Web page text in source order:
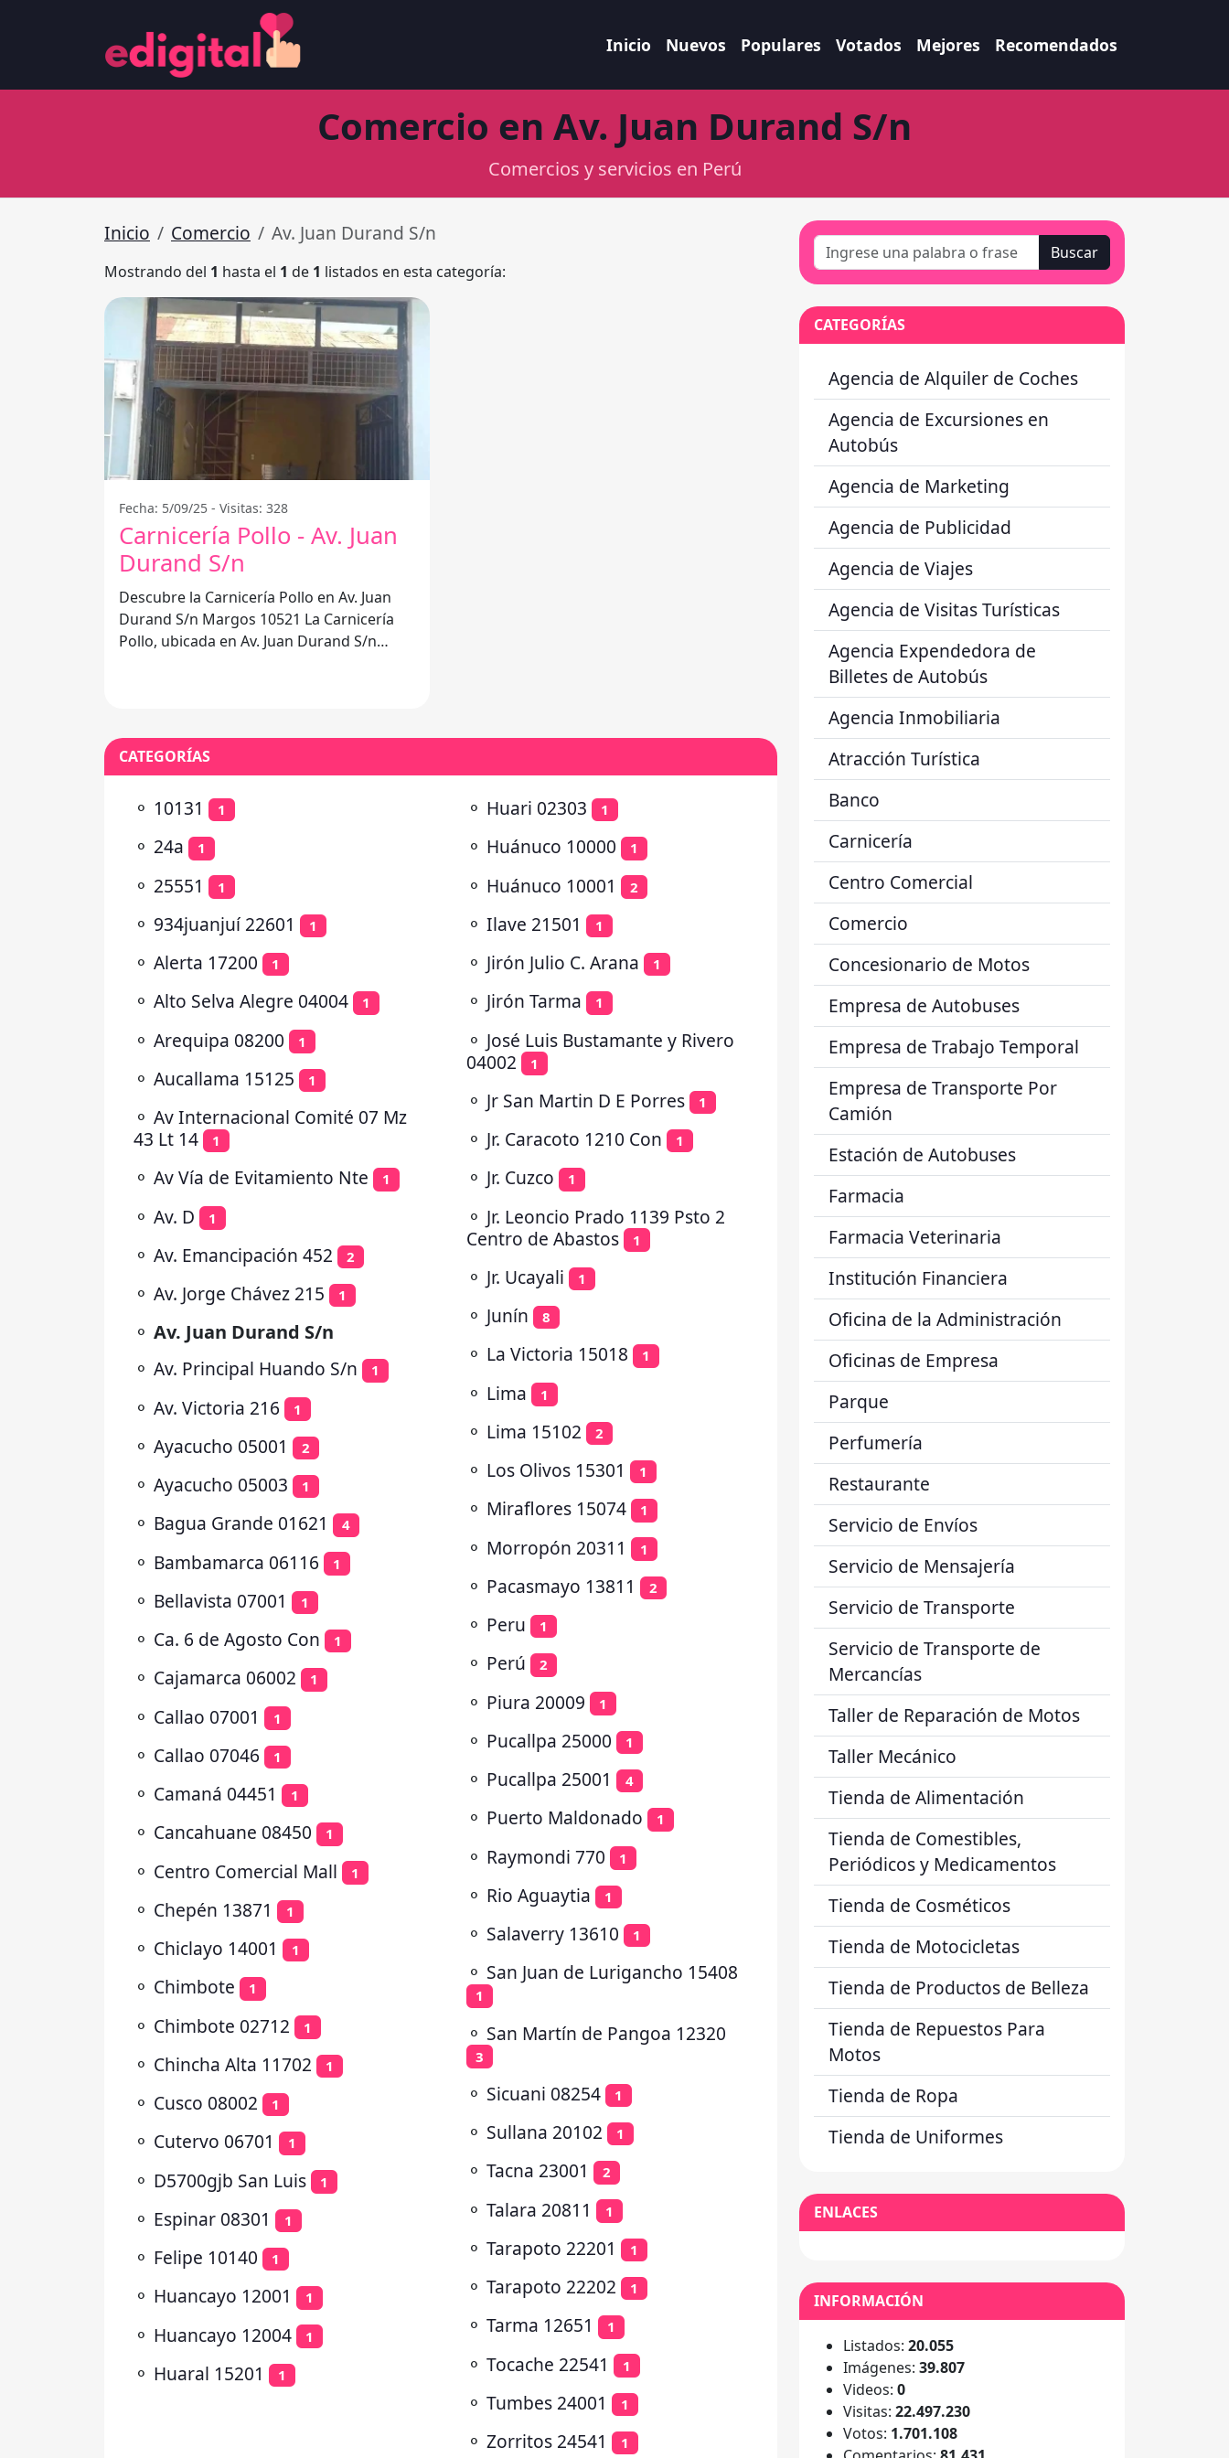
Inicio Nuevos Populares Votados Mejores Recomendados
Comercio en Av. Juan Durand S/n
Comercios y servicios en Perú
Inicio Comercio Av. Juan Durand S/n
Mostrando del 1 hasta el 1 de 1 listados en esta categoría:
Fecha: 5/09/25 - Visitas: 328
Carnicería Pollo - Av. Juan
Durand S/n
Descubre la Carnicería Pollo en Av. Juan
Durand S/n Margos 10521 La Carnicería
Pollo, ubicada en Av. Juan Durand S/n
CATEGORÍAS
⚬ 10131 1
⚬ 24a 1
⚬ 25551 1
⚬ 934juanjuí 22601 1
⚬ Alerta 17200 1
⚬ Alto Selva Alegre 04004 1
⚬ Arequipa 08200 1
⚬ Aucallama 15125 1
⚬ Av Internacional Comité 07 Mz
43 Lt 14
1
⚬ Av Vía de Evitamiento Nte 1
⚬ Av. D 1
⚬ Av. Emancipación 452 2
⚬ Av. Jorge Chávez 215 1
⚬ Av. Juan Durand S/n
⚬ Av. Principal Huando S/n 1
⚬ Av. Victoria 216 1
⚬ Ayacucho 05001 2
⚬ Ayacucho 05003 1
⚬ Bagua Grande 01621 4
⚬ Bambamarca 06116 1
⚬ Bellavista 07001 1
⚬ Ca. 6 de Agosto Con 1
⚬ Cajamarca 06002 1
⚬ Callao 07001 1
⚬ Callao 07046 1
⚬ Camaná 04451 1
⚬ Cancahuane 08450 1
⚬ Centro Comercial Mall 1
⚬ Chepén 13871 1
⚬ Chiclayo 14001 1
⚬ Chimbote 1
⚬ Chimbote 02712 1
⚬ Chincha Alta 11702 1
⚬ Cusco 08002 1
⚬ Cutervo 06701 1
⚬ D5700gjb San Luis 1
⚬ Espinar 08301 1
⚬ Felipe 10140 1
⚬ Huancayo 12001 1
⚬ Huancayo 12004 1
⚬ Huaral 15201 1
⚬ Huari 02303 1
⚬ Huánuco 10000 1
⚬ Huánuco 10001 2
⚬ Ilave 21501 1
⚬ Jirón Julio C. Arana 1
⚬ Jirón Tarma 1
⚬ José Luis Bustamante y Rivero
04002
1
⚬ Jr San Martin D E Porres 1
⚬ Jr. Caracoto 1210 Con 1
⚬ Jr. Cuzco 1
⚬ Jr. Leoncio Prado 1139 Psto 2
Centro de Abastos
1
⚬ Jr. Ucayali 1
⚬ Junín 8
⚬ La Victoria 15018 1
⚬ Lima 1
⚬ Lima 15102 2
⚬ Los Olivos 15301 1
⚬ Miraflores 15074 1
⚬ Morropón 20311 1
⚬ Pacasmayo 13811 2
⚬ Peru 1
⚬ Perú 2
⚬ Piura 20009 1
⚬ Pucallpa 25000 1
⚬ Pucallpa 25001 4
⚬ Puerto Maldonado 1
⚬ Raymondi 770 1
⚬ Rio Aguaytia 1
⚬ Salaverry 13610 1
⚬ San Juan de Lurigancho 15408
1
⚬ San Martín de Pangoa 12320
3
⚬ Sicuani 08254 1
⚬ Sullana 20102 1
⚬ Tacna 23001 2
⚬ Talara 20811 1
⚬ Tarapoto 22201 1
⚬ Tarapoto 22202 1
⚬ Tarma 12651 1
⚬ Tocache 22541 1
⚬ Tumbes 24001 1
⚬ Zorritos 24541 1
Buscar
CATEGORÍAS
Agencia de Alquiler de Coches
Agencia de Excursiones en
Autobús
Agencia de Marketing
Agencia de Publicidad
Agencia de Viajes
Agencia de Visitas Turísticas
Agencia Expendedora de
Billetes de Autobús
Agencia Inmobiliaria
Atracción Turística
Banco
Carnicería
Centro Comercial
Comercio
Concesionario de Motos
Empresa de Autobuses
Empresa de Trabajo Temporal
Empresa de Transporte Por
Camión
Estación de Autobuses
Farmacia
Farmacia Veterinaria
Institución Financiera
Oficina de la Administración
Oficinas de Empresa
Parque
Perfumería
Restaurante
Servicio de Envíos
Servicio de Mensajería
Servicio de Transporte
Servicio de Transporte de
Mercancías
Taller de Reparación de Motos
Taller Mecánico
Tienda de Alimentación
Tienda de Comestibles,
Periódicos y Medicamentos
Tienda de Cosméticos
Tienda de Motocicletas
Tienda de Productos de Belleza
Tienda de Repuestos Para
Motos
Tienda de Ropa
Tienda de Uniformes
ENLACES
INFORMACIÓN
Listados: 20.055
Imágenes: 39.807
Videos: 0
Visitas: 22.497.230
Votos: 1.701.108